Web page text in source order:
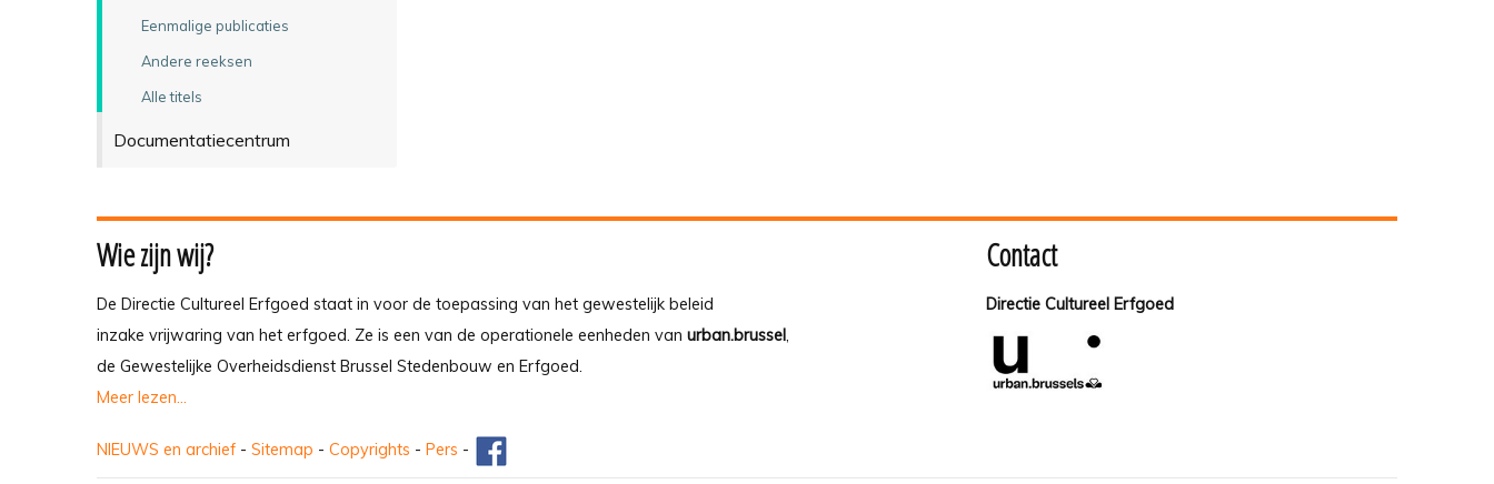
Eenmalige publicaties
Andere reeksen
Alle titels
Documentatiecentrum
Wie zijn wij?
De Directie Cultureel Erfgoed staat in voor de toepassing van het gewestelijk beleid
inzake vrijwaring van het erfgoed. Ze is een van de operationele eenheden van urban.brussel,
de Gewestelijke Overheidsdienst Brussel Stedenbouw en Erfgoed.
Meer lezen...
Contact
Directie Cultureel Erfgoed
NIEUWS en archief - Sitemap - Copyrights - Pers -